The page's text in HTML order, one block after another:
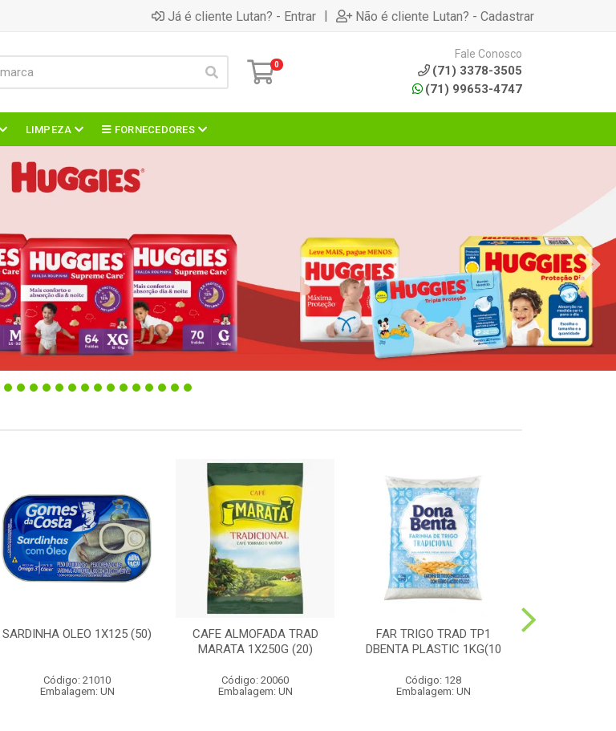
Já é cliente Lutan? - Entrar | Não é cliente Lutan? - Cadastrar
0
Fale Conosco
(71) 3378-3505
(71) 99653-4747
LIMPEZA FORNECEDORES
SARDINHA OLEO 1X125 (50)
Código: 21010
Embalagem: UN
CAFE ALMOFADA TRAD
MARATA 1X250G (20)
Código: 20060
Embalagem: UN
FAR TRIGO TRAD TP1
DBENTA PLASTIC 1KG(10
Código: 128
Embalagem: UN